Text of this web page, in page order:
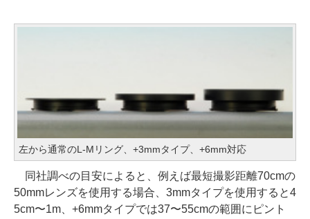
左から通常のL-Mリング、+3mmタイプ、+6mm対応
同社調べの目安によると、例えば最短撮影距離70cmの
50mmレンズを使用する場合、3mmタイプを使用すると4
5cm〜1m、+6mmタイプでは37〜55cmの範囲にピント